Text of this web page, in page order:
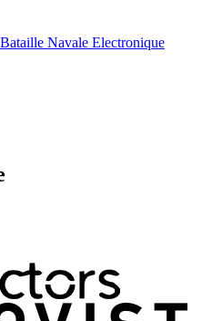
Navale Electronique